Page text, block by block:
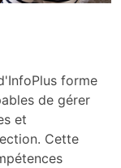
forme
de gérer
et
Cette